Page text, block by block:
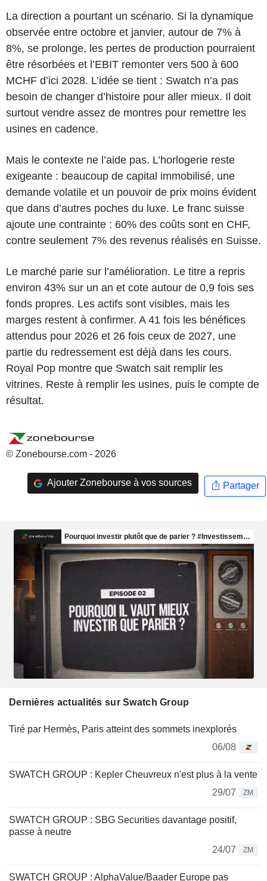
La direction a pourtant un scénario. Si la dynamique
observée entre octobre et janvier, autour de 7% à
8%, se prolonge, les pertes de production pourraient
être résorbées et l’EBIT remonter vers 500 à 600
MCHF d’ici 2028. L’idée se tient : Swatch n’a pas
besoin de changer d’histoire pour aller mieux. Il doit
surtout vendre assez de montres pour remettre les
usines en cadence.
Mais le contexte ne l’aide pas. L’horlogerie reste
exigeante : beaucoup de capital immobilisé, une
demande volatile et un pouvoir de prix moins évident
que dans d’autres poches du luxe. Le franc suisse
ajoute une contrainte : 60% des coûts sont en CHF,
contre seulement 7% des revenus réalisés en Suisse.
Le marché parie sur l’amélioration. Le titre a repris
environ 43% sur un an et cote autour de 0,9 fois ses
fonds propres. Les actifs sont visibles, mais les
marges restent à confirmer. A 41 fois les bénéfices
attendus pour 2026 et 26 fois ceux de 2027, une
partie du redressement est déjà dans les cours.
Royal Pop montre que Swatch sait remplir les
vitrines. Reste à remplir les usines, puis le compte de
résultat.
© Zonebourse.com - 2026
Ajouter Zonebourse à vos sources Partager
Dernières actualités sur Swatch Group
Tiré par Hermès, Paris atteint des sommets inexplorés
06/08
SWATCH GROUP : Kepler Cheuvreux n'est plus à la vente
29/07
ZM
SWATCH GROUP : SBG Securities davantage positif,
passe à neutre
24/07
ZM
SWATCH GROUP : AlphaValue/Baader Europe pas